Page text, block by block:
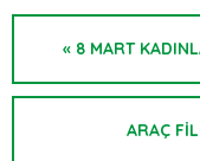
« 8 MART
ARAÇ